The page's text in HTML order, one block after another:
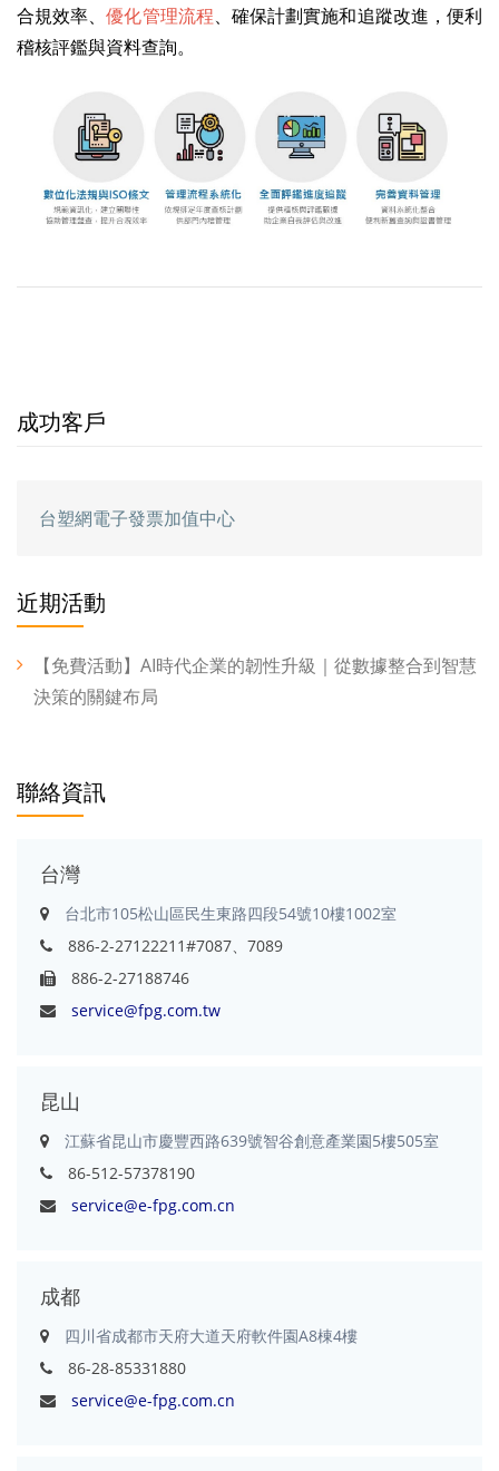
合規效率、優化管理流程、確保計劃實施和追蹤改進，便利
稽核評鑑與資料查詢。
成功客戶
台塑網電子發票加值中心
近期活動
【免費活動】AI時代企業的韌性升級｜從數據整合到智慧
決策的關鍵布局
聯絡資訊
台灣
台北市105松山區民生東路四段54號10樓1002室
886-2-27122211#7087、7089
886-2-27188746
service@fpg.com.tw
昆山
江蘇省昆山市慶豐西路639號智谷創意產業園5樓505室
86-512-57378190
service@e-fpg.com.cn
成都
四川省成都市天府大道天府軟件園A8棟4樓
86-28-85331880
service@e-fpg.com.cn